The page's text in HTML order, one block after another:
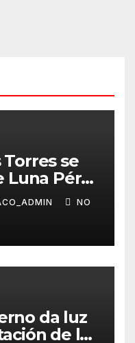
Torres se
Luna Pérez
de
2026
NO
da luz
de las